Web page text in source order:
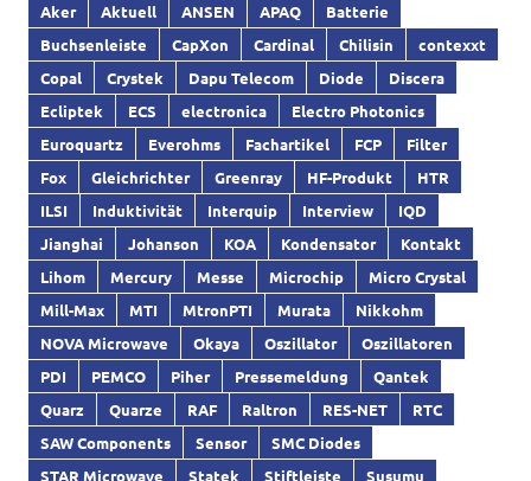
Aker Aktuell ANSEN APAQ
Batterie
Buchsenleiste
CapXon Cardinal Chilisin
contexxt
Copal
Crystek Dapu Telecom Diode
Discera
Ecliptek
ECS electronica
Electro Photonics
Euroquartz
Everohms Fachartikel FCP
Filter
Fox
Gleichrichter Greenray HF-Produkt
HTR
ILSI
Induktivität Interquip Interview
IQD
Jianghai
Johanson KOA Kondensator
Kontakt
Lihom
Mercury Messe Microchip
Micro Crystal
Mill-Max
MTI MtronPTI Murata
Nikkohm
NOVA Microwave
Okaya Oszillator
Oszillatoren
PDI
PEMCO Piher Pressemeldung
Qantek
Quarz
Quarze RAF Raltron RES-NET
RTC
SAW Components
Sensor
SMC Diodes
STAR Microwave
Statek Stiftleiste
Susumu